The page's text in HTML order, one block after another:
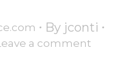
By jconti
a comment